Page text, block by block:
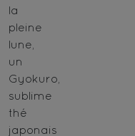
la
pleine
lune,
un
Gyokuro,
sublime
thé
japonais